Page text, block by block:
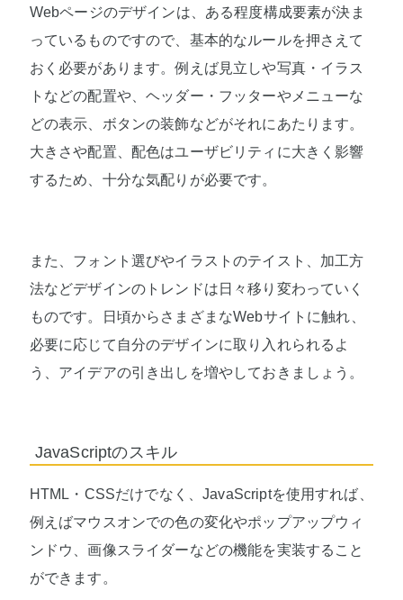
Webページのデザインは、ある程度構成要素が決ま
っているものですので、基本的なルールを押さえて
おく必要があります。例えば見立しや写真・イラス
トなどの配置や、ヘッダー・フッターやメニューな
どの表示、ボタンの装飾などがそれにあたります。
大きさや配置、配色はユーザビリティに大きく影響
するため、十分な気配りが必要です。
また、フォント選びやイラストのテイスト、加工方
法などデザインのトレンドは日々移り変わっていく
ものです。日頃からさまざまなWebサイトに触れ、
必要に応じて自分のデザインに取り入れられるよ
う、アイデアの引き出しを増やしておきましょう。
JavaScriptのスキル
HTML・CSSだけでなく、JavaScriptを使用すれば、
例えばマウスオンでの色の変化やポップアップウィ
ンドウ、画像スライダーなどの機能を実装すること
ができます。